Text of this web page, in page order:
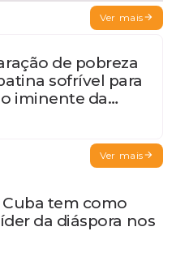
Ver mais
de pobreza
sofrível para
iminente da
vaga do Quinto
Ver mais
Cuba tem como
da diáspora nos